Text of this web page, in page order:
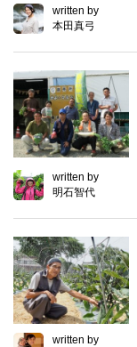
written by
本田真弓
written by
明石智代
written by